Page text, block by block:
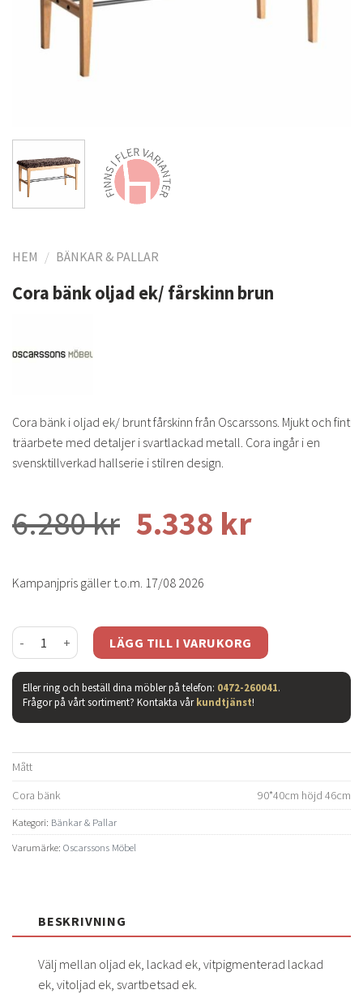
HEM / BÄNKAR & PALLAR
Cora bänk oljad ek/ fårskinn brun
Cora bänk i oljad ek/ brunt fårskinn från Oscarssons. Mjukt och fint
träarbete med detaljer i svartlackad metall. Cora ingår i en
svensktillverkad hallserie i stilren design.
6.280kr 5.338 kr
Kampanjpris gäller t.o.m. 17/08 2026
Cora bänk oljad ek/ fårskinn brun mängd
LÄGG TILL I VARUKORG
Eller ring och beställ dina möbler på telefon: 0472-260041.
Frågor på vårt sortiment? Kontakta vårkundtjänst!
Mått
Cora bänk
90*40cm höjd 46cm
Kategori: Bänkar & Pallar
Varumärke: Oscarssons Möbel
BESKRIVNING
Välj mellan oljad ek, lackad ek, vitpigmenterad lackad
ek, vitoljad ek, svartbetsad ek.